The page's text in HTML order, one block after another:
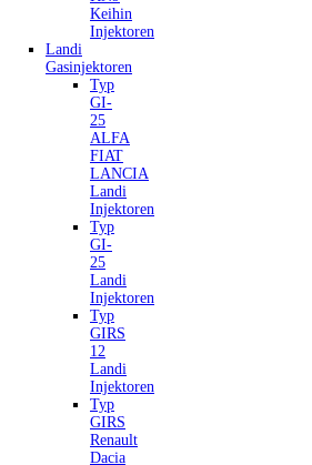
Keihin
Injektoren
Landi
Gasinjektoren
Typ
GI-
25
ALFA
FIAT
LANCIA
Landi
Injektoren
Typ
GI-
25
Landi
Injektoren
Typ
GIRS
12
Landi
Injektoren
Typ
GIRS
Renault
Dacia